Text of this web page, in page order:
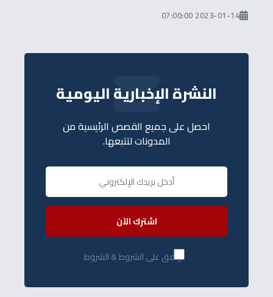
2023-01-14 07:00:00
النشرة الإخبارية اليومية
احصل على جميع القصص الرئيسية من
المدونات لتتبعها.
اشترك الآن
أوافق على الشروط & الشروط